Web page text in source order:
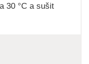
30 °C a sušit